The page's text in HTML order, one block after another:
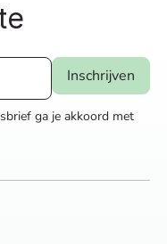
ga je akkoord met